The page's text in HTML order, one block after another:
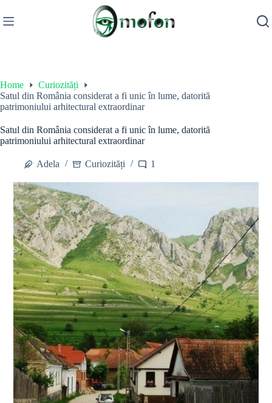
to
content
Home
Curiozități
Satul din România considerat a fi unic în lume, datorită
patrimoniului arhitectural extraordinar
Satul din România considerat a fi unic în lume, datorită
patrimoniului arhitectural extraordinar
Adela Curiozități 1